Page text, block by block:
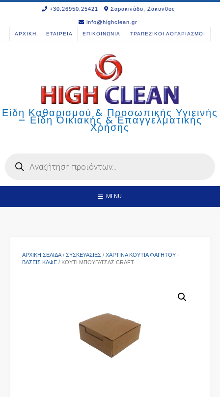
+30.26950.25421 Σαρακινάδο, Ζάκυνθος
info@highclean.gr
ΑΡΧΙΚΗ ΕΤΑΙΡΕΙΑ ΕΠΙΚΟΙΝΩΝΙΑ ΤΡΑΠΕΖΙΚΟΙ ΛΟΓΑΡΙΑΣΜΟΙ
Είδη Καθαρισμού & Προσωπικής Υγιεινής
– Είδη Οικιακής & Επαγγελματικής
Χρήσης
search
MENU
ΑΡΧΙΚΉ ΣΕΛΊΔΑ / ΣΥΣΚΕΥΑΣΙΕΣ / ΧΆΡΤΙΝΑ ΚΟΥΤΙΆ ΦΑΓΗΤΟΎ -
ΒΆΣΕΙΣ ΚΑΦΈ / ΚΟΥΤΊ ΜΠΟΥΓΑΤΣΑΣ CRAFT